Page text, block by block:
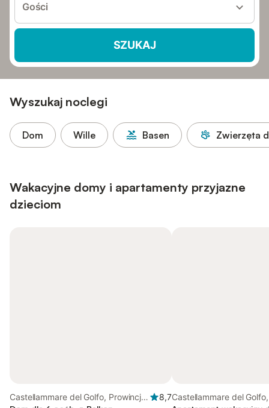
Gości
SZUKAJ
Wyszukaj noclegi
Dom Wille Basen Zwierzęta
Wakacyjne domy i apartamenty przyjazne
dzieciom
Castellammare del Golfo, Prowincja
8,7Castellammare del Golfo,